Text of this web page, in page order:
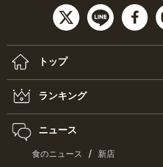
トップ
ランキング
ニュース
食のニュース / 新店